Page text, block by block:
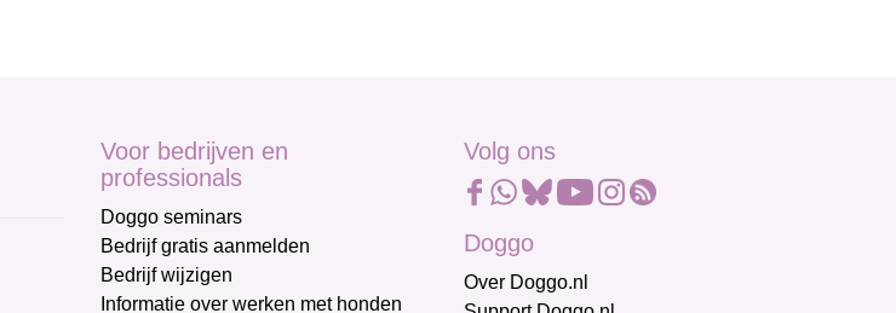
Voor bedrijven en
professionals
Doggo seminars
Bedrijf gratis aanmelden
Bedrijf wijzigen
Informatie over werken met honden
Volg ons
Doggo
Over Doggo.nl